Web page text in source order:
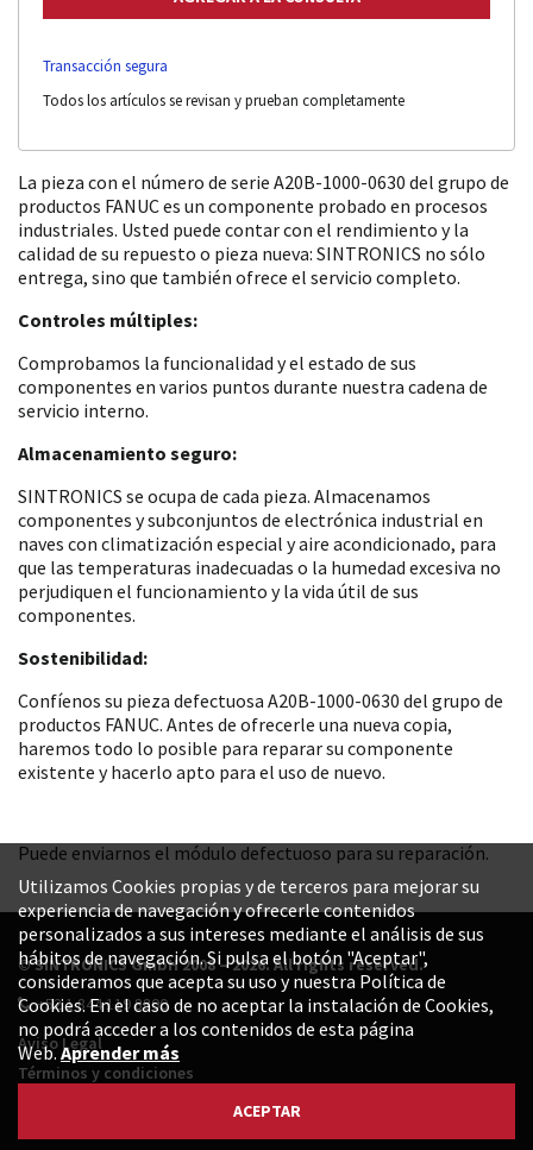
Transacción segura
Todos los artículos se revisan y prueban completamente
La pieza con el número de serie A20B-1000-0630 del grupo de
productos FANUC es un componente probado en procesos
industriales. Usted puede contar con el rendimiento y la
calidad de su repuesto o pieza nueva: SINTRONICS no sólo
entrega, sino que también ofrece el servicio completo.
Controles múltiples:
Comprobamos la funcionalidad y el estado de sus
componentes en varios puntos durante nuestra cadena de
servicio interno.
Almacenamiento seguro:
SINTRONICS se ocupa de cada pieza. Almacenamos
componentes y subconjuntos de electrónica industrial en
naves con climatización especial y aire acondicionado, para
que las temperaturas inadecuadas o la humedad excesiva no
perjudiquen el funcionamiento y la vida útil de sus
componentes.
Sostenibilidad:
Confíenos su pieza defectuosa A20B-1000-0630 del grupo de
productos FANUC. Antes de ofrecerle una nueva copia,
haremos todo lo posible para reparar su componente
existente y hacerlo apto para el uso de nuevo.
Puede enviarnos el módulo defectuoso para su reparación.
© SINTRONICS GmbH 2008 – 2026. All rights reserved.
+52 1 844 119 8800
Aviso Legal
Términos y condiciones
Utilizamos Cookies propias y de terceros para mejorar su
experiencia de navegación y ofrecerle contenidos
personalizados a sus intereses mediante el análisis de sus
hábitos de navegación. Si pulsa el botón "Aceptar",
consideramos que acepta su uso y nuestra Política de
Cookies. En el caso de no aceptar la instalación de Cookies,
no podrá acceder a los contenidos de esta página
Web.Aprender más
ACEPTAR